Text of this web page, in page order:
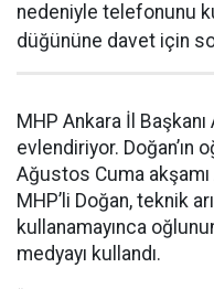
nedeniyle telefonunu
düğününe davet için
MHP Ankara İl
evlendiriyor. Doğan’ın
Ağustos Cuma akşamı
MHP’li Doğan, teknik
kullanamayınca
medyayı kullandı.